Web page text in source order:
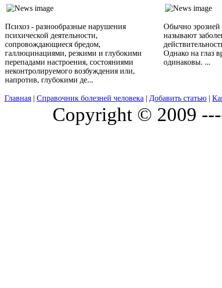
Психоз - разнообразные нарушения
психической деятельности,
сопровождающиеся бредом,
галлюцинациями, резкими и глубокими
перепадами настроения, состояниями
неконтролируемого возбуждения или,
напротив, глубокими де...
Обычно
называют
Однако на глаз
одинаковы. ...
Главная | Справочник болезней человека | Добавить статью |
Copyright © 2009